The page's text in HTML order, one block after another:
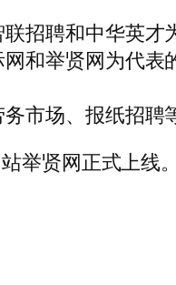
招聘和中华英才
和举贤网为代表
市场、报纸招聘
举贤网正式上线